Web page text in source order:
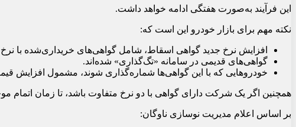
این فرآیند به‌صورت هفتگی ادامه خواهد داشت.
نکته مهم برای بازار خودرو این است که:
افزایش نرخ جدید گواهی اسقاط، شامل گواهی‌های خریداری‌شده با
گواهی‌های قدیمی در سامانه «تگ‌گذاری» شده‌اند.
خودروهایی که با این گواهی‌ها شماره‌گذاری شوند، مشمول افزایش
همچنین اگر یک شرکت دارای گواهی با دو نرخ متفاوت باشد، تا زمان اتمام
بر اساس اعلام مدیریت نوسازی ناوگان: